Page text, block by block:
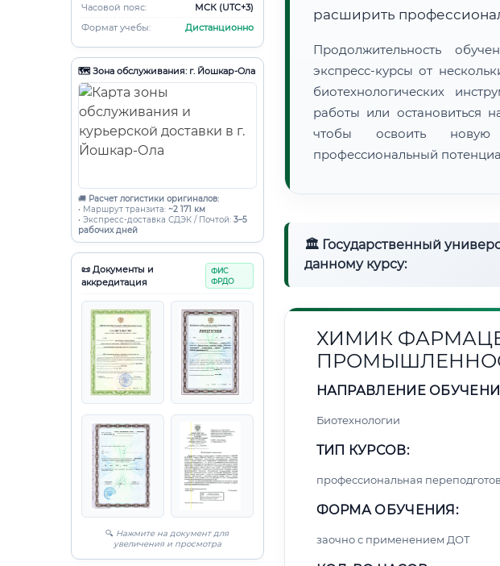
Часовой пояс:
МСК (UTC+3)
Формат учебы:
Дистанционно
🗺️ Зона обслуживания: г. Йошкар-Ола
🚚 Расчет логистики оригиналов:
• Маршрут транзита: ~2 171 км
• Экспресс-доставка СДЭК / Почтой: 3–5
рабочих дней
📜 Документы и
аккредитация
ФИС
ФРДО
🔍 Нажмите на документ для
увеличения и просмотра
расширить
Продолжительность
экспресс-курсы от
биотехнологических
работы или остановиться
чтобы освоить
профессиональный
🏛 Государственный
данному курсу:
ХИМИК
НАПРАВЛЕНИЕ
Биотехнологии
ТИП КУРСОВ:
профессиональная
ФОРМА ОБУЧЕНИЯ:
заочно с применением ДОТ